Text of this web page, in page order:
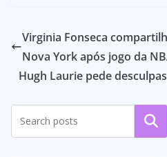
Virginia Fonseca
Nova York após jogo da
Hugh Laurie pede